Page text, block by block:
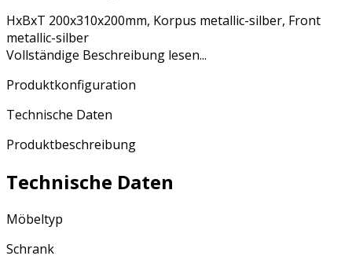
HxBxT 200x310x200mm, Korpus metallic-silber, Front
metallic-silber
Vollständige Beschreibung lesen...
Produktkonfiguration
Technische Daten
Produktbeschreibung
Technische Daten
Möbeltyp
Schrank